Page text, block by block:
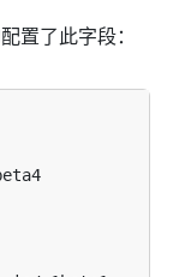
置了此字段：